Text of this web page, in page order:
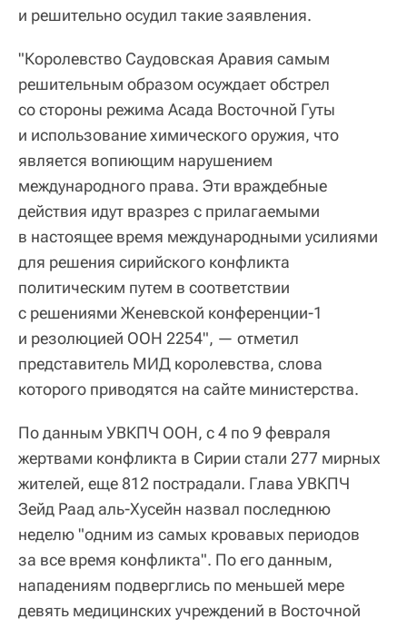
и решительно осудил такие заявления.
"Королевство Саудовская Аравия самым
решительным образом осуждает обстрел
со стороны режима Асада Восточной Гуты
и использование химического оружия, что
является вопиющим нарушением
международного права. Эти враждебные
действия идут вразрез с прилагаемыми
в настоящее время международными усилиями
для решения сирийского конфликта
политическим путем в соответствии
с решениями Женевской конференции-1
и резолюцией ООН 2254", — отметил
представитель МИД королевства, слова
которого приводятся на сайте министерства.
По данным УВКПЧ ООН, с 4 по 9 февраля
жертвами конфликта в Сирии стали 277 мирных
жителей, еще 812 пострадали. Глава УВКПЧ
Зейд Раад аль-Хусейн назвал последнюю
неделю "одним из самых кровавых периодов
за все время конфликта". По его данным,
нападениям подверглись по меньшей мере
девять медицинских учреждений в Восточной